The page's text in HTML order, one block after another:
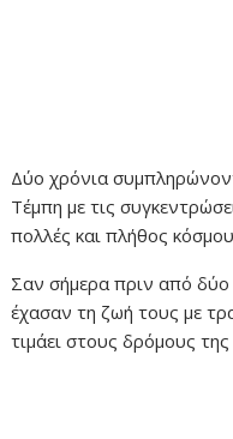
Δύο χρόνια
Τέμπη με τις
πολλές και πλήθος
Σαν σήμερα πριν από
έχασαν τη ζωή τους με
τιμάει στους δρόμους